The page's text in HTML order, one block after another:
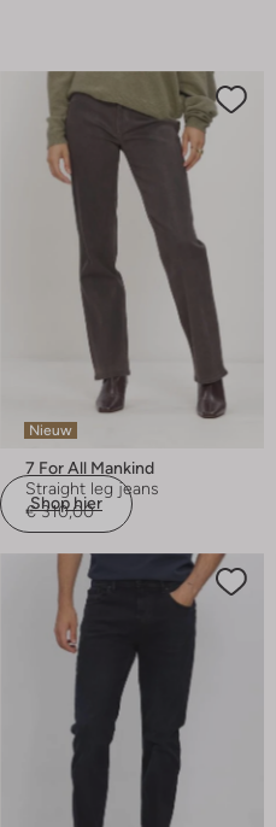
Shop hier
Nieuw
7 For All Mankind
Straight leg jeans
€ 310,00